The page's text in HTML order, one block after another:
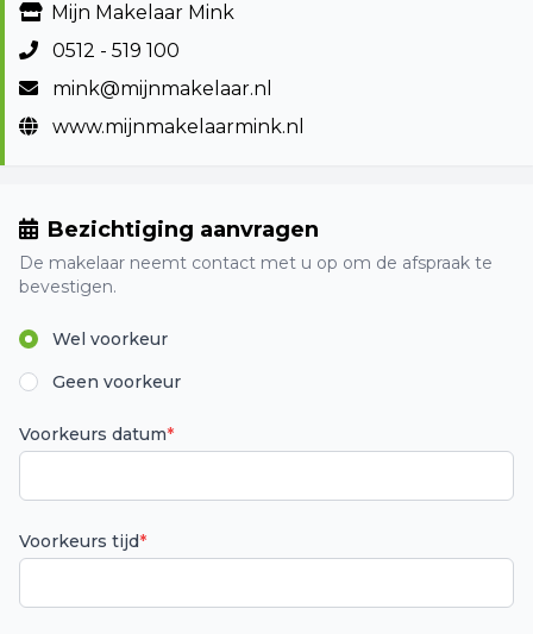
Mijn Makelaar Mink
0512 - 519 100
mink@mijnmakelaar.nl
www.mijnmakelaarmink.nl
Bezichtiging aanvragen
De makelaar neemt contact met u op om de afspraak te
bevestigen.
Wel voorkeur
Geen voorkeur
Voorkeurs datum*
Voorkeurs tijd*